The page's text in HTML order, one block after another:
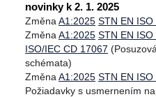
novinky k 2. 1. 2025
Změna A1:2025 STN EN
Změna A1:2025 STN EN
ISO/IEC CD 17067
schémata)
Změna A1:2025 STN EN
Požiadavky s usmernením